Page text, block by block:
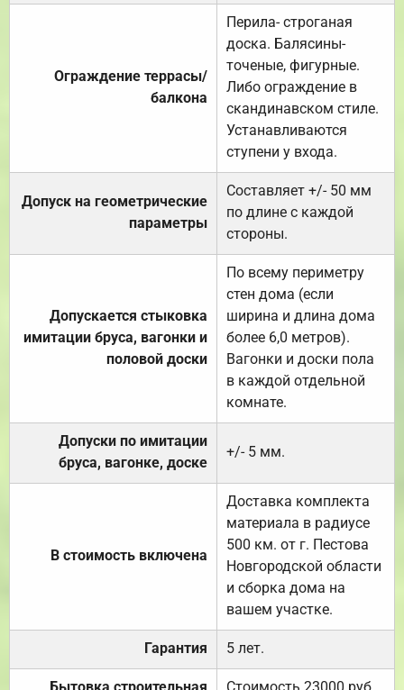
Ограждение террасы/
балкона
Перила- строганая
доска. Балясины-
точеные, фигурные.
Либо ограждение в
скандинавском стиле.
Устанавливаются
ступени у входа.
Допуск на геометрические
параметры
Составляет +/- 50 мм
по длине с каждой
стороны.
Допускается стыковка
имитации бруса, вагонки и
половой доски
По всему периметру
стен дома (если
ширина и длина дома
более 6,0 метров).
Вагонки и доски пола
в каждой отдельной
комнате.
Допуски по имитации
бруса, вагонке, доске
+/- 5 мм.
В стоимость включена
Доставка комплекта
материала в радиусе
500 км. от г. Пестова
Новгородской области
и сборка дома на
вашем участке.
Гарантия 5 лет.